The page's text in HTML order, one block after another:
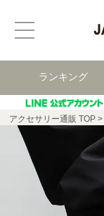
ランキング
アクセサリー通販 TOP